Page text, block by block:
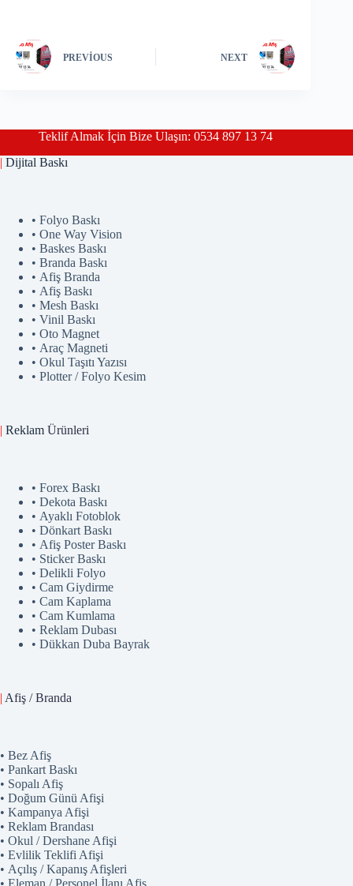
PREVIOUS NEXT
Teklif Almak İçin Bize Ulaşın: 0534 897 13 74
| Dijital Baskı
• Folyo Baskı
• One Way Vision
• Baskes Baskı
• Branda Baskı
• Afiş Branda
• Afiş Baskı
• Mesh Baskı
• Vinil Baskı
• Oto Magnet
• Araç Magneti
• Okul Taşıtı Yazısı
• Plotter / Folyo Kesim
| Reklam Ürünleri
• Forex Baskı
• Dekota Baskı
• Ayaklı Fotoblok
• Dönkart Baskı
• Afiş Poster Baskı
• Sticker Baskı
• Delikli Folyo
• Cam Giydirme
• Cam Kaplama
• Cam Kumlama
• Reklam Dubası
• Dükkan Duba Bayrak
| Afiş / Branda
• Bez Afiş
• Pankart Baskı
• Sopalı Afiş
• Doğum Günü Afişi
• Kampanya Afişi
• Reklam Brandası
• Okul / Dershane Afişi
• Evlilik Teklifi Afişi
• Açılış / Kapanış Afişleri
• Eleman / Personel İlanı Afiş